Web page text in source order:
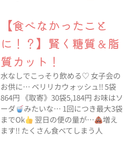
【食べなかったこと
に！？】賢く糖質＆脂
質カット！
水なしでこっそり飲める♡ 女子会の
お供に… ベリリカウォッシュ‼︎ 5袋
864円 《取寄》30袋5,184円 お味はソ
ーダ
みたいな… 1回につき最大3袋
までOk
翌日の便の量が…
増え
ます‼︎ たくさん食べてしまう人